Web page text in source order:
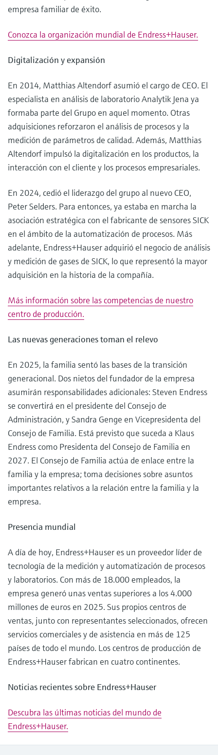
empresa familiar de éxito.
Conozca la organización mundial de Endress+Hauser.
Digitalización y expansión
En 2014, Matthias Altendorf asumió el cargo de CEO. El
especialista en análisis de laboratorio Analytik Jena ya
formaba parte del Grupo en aquel momento. Otras
adquisiciones reforzaron el análisis de procesos y la
medición de parámetros de calidad. Además, Matthias
Altendorf impulsó la digitalización en los productos, la
interacción con el cliente y los procesos empresariales.
En 2024, cedió el liderazgo del grupo al nuevo CEO,
Peter Selders. Para entonces, ya estaba en marcha la
asociación estratégica con el fabricante de sensores SICK
en el ámbito de la automatización de procesos. Más
adelante, Endress+Hauser adquirió el negocio de análisis
y medición de gases de SICK, lo que representó la mayor
adquisición en la historia de la compañía.
Más información sobre las competencias de nuestro
centro de producción.
Las nuevas generaciones toman el relevo
En 2025, la familia sentó las bases de la transición
generacional. Dos nietos del fundador de la empresa
asumirán responsabilidades adicionales: Steven Endress
se convertirá en el presidente del Consejo de
Administración, y Sandra Genge en Vicepresidenta del
Consejo de Familia. Está previsto que suceda a Klaus
Endress como Presidenta del Consejo de Familia en
2027. El Consejo de Familia actúa de enlace entre la
familia y la empresa; toma decisiones sobre asuntos
importantes relativos a la relación entre la familia y la
empresa.
Presencia mundial
A día de hoy, Endress+Hauser es un proveedor líder de
tecnología de la medición y automatización de procesos
y laboratorios. Con más de 18.000 empleados, la
empresa generó unas ventas superiores a los 4.000
millones de euros en 2025. Sus propios centros de
ventas, junto con representantes seleccionados, ofrecen
servicios comerciales y de asistencia en más de 125
países de todo el mundo. Los centros de producción de
Endress+Hauser fabrican en cuatro continentes.
Noticias recientes sobre Endress+Hauser
Descubra las últimas noticias del mundo de
Endress+Hauser.